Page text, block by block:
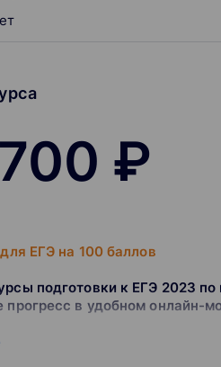
₽
ЕГЭ на 100 баллов
подготовки к ЕГЭ 2023
прогресс в удобном онлайн-